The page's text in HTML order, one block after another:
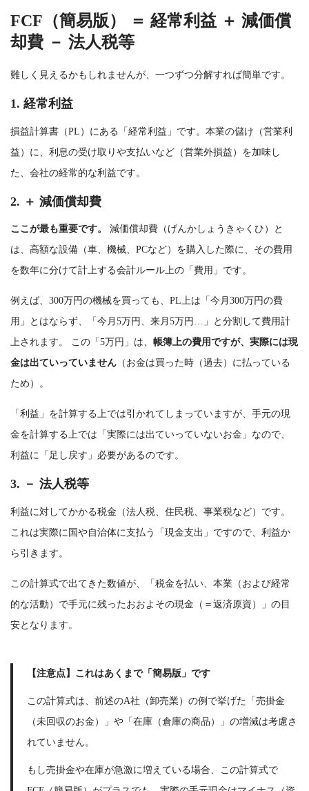
FCF（簡易版） ＝ 経常利益 ＋ 減価償
却費 － 法人税等
難しく見えるかもしれませんが、一つずつ分解すれば簡単です。
1. 経常利益
損益計算書（PL）にある「経常利益」です。本業の儲け（営業利
益）に、利息の受け取りや支払いなど（営業外損益）を加味し
た、会社の経常的な利益です。
2. ＋ 減価償却費
ここが最も重要です。
減価償却費（げんかしょうきゃくひ）と
は、高額な設備（車、機械、PCなど）を購入した際に、その費用
を数年に分けて計上する会計ルール上の「費用」です。
例えば、300万円の機械を買っても、PL上は「今月300万円の費
用」とはならず、「今月5万円、来月5万円…」と分割して費用計
上されます。 この「5万円」は、 帳簿上の費用ですが、実際には現
金は出ていっていません （お金は買った時（過去）に払っている
ため）。
「利益」を計算する上では引かれてしまっていますが、手元の現
金を計算する上では「実際には出ていっていないお金」なので、
利益に「足し戻す」必要があるのです。
3. － 法人税等
利益に対してかかる税金（法人税、住民税、事業税など）です。
これは実際に国や自治体に支払う「現金支出」ですので、利益か
ら引きます。
この計算式で出てきた数値が、「税金を払い、本業（および経常
的な活動）で手元に残ったおおよその現金（＝返済原資）」の目
安となります。
【注意点】これはあくまで「簡易版」です
この計算式は、前述のA社（卸売業）の例で挙げた「売掛金
（未回収のお金）」や「在庫（倉庫の商品）」の増減は考慮さ
れていません。
もし売掛金や在庫が急激に増えている場合、この計算式で